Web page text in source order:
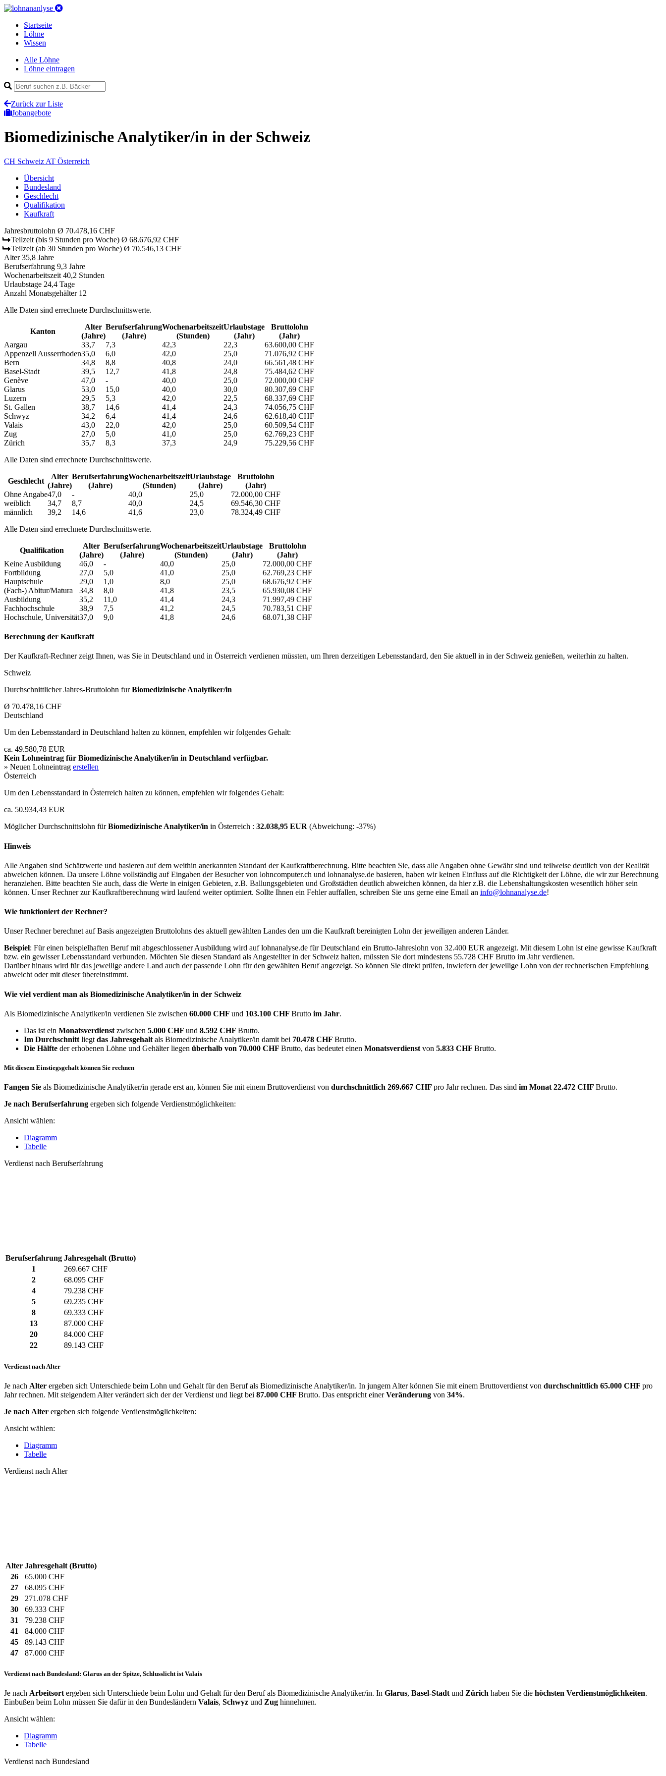
Startseite
Löhne
Wissen
Alle Löhne
Löhne eintragen
Zurück zur Liste
Jobangebote
Biomedizinische Analytiker/in in der Schweiz
CH Schweiz AT Österreich
Übersicht
Bundesland
Geschlecht
Qualifikation
Kaufkraft
Jahresbruttolohn Ø 70.478,16 CHF
Teilzeit (bis 9 Stunden pro Woche) Ø 68.676,92 CHF
Teilzeit (ab 30 Stunden pro Woche) Ø 70.546,13 CHF
Alter 35,8 Jahre
Berufserfahrung 9,3 Jahre
Wochenarbeitszeit 40,2 Stunden
Urlaubstage 24,4 Tage
Anzahl Monatsgehälter 12
Alle Daten sind errechnete Durchschnittswerte.
Kanton
Alter
(Jahre)
Berufs­erfahrung
(Jahre)
Wochen­arbeitszeit
(Stunden)
Urlaubs­tage
(Jahr)
Bruttolohn
(Jahr)
Aargau
33,7 7,3 42,3 22,3
63.600,00 CHF
Appenzell Ausserrhoden35,0 6,0 42,0 25,0
71.076,92 CHF
Bern
34,8 8,8 40,8 24,0
66.561,48 CHF
Basel-Stadt
39,5 12,7 41,8 24,8
75.484,62 CHF
Genève
47,0 - 40,0 25,0
72.000,00 CHF
Glarus
53,0 15,0 40,0 30,0
80.307,69 CHF
Luzern
29,5 5,3 42,0 22,5
68.337,69 CHF
St. Gallen
38,7 14,6 41,4 24,3
74.056,75 CHF
Schwyz
34,2 6,4 41,4 24,6
62.618,40 CHF
Valais
43,0 22,0 42,0 25,0
60.509,54 CHF
Zug
27,0 5,0 41,0 25,0
62.769,23 CHF
Zürich
35,7 8,3 37,3 24,9
75.229,56 CHF
Alle Daten sind errechnete Durchschnittswerte.
Geschlecht
Alter
(Jahre)
Berufs­erfahrung
(Jahre)
Wochen­arbeitszeit
(Stunden)
Urlaubs­tage
(Jahre)
Bruttolohn
(Jahr)
Ohne Angabe47,0 - 40,0 25,0
72.000,00 CHF
weiblich
34,7 8,7 40,0 24,5
69.546,30 CHF
männlich
39,2 14,6 41,6 23,0
78.324,49 CHF
Alle Daten sind errechnete Durchschnittswerte.
Qualifikation
Alter
(Jahre)
Berufs­erfahrung
(Jahre)
Wochen­arbeitszeit
(Stunden)
Urlaubs­tage
(Jahr)
Bruttolohn
(Jahr)
Keine Ausbildung
46,0 - 40,0 25,0
72.000,00 CHF
Fortbildung
27,0 5,0 41,0 25,0
62.769,23 CHF
Hauptschule
29,0 1,0 8,0 25,0
68.676,92 CHF
(Fach-) Abitur/Matura
34,8 8,0 41,8 23,5
65.930,08 CHF
Ausbildung
35,2 11,0 41,4 24,3
71.997,49 CHF
Fachhochschule
38,9 7,5 41,2 24,5
70.783,51 CHF
Hochschule, Universität37,0 9,0 41,8 24,6 68.071,38 CHF
Berechnung der Kaufkraft
Der Kaufkraft-Rechner zeigt Ihnen, was Sie in Deutschland und in Österreich verdienen müssten, um Ihren derzeitigen Lebensstandard, den Sie aktuell in in der Schweiz genießen, weiterhin zu halten.
Schweiz
Durchschnittlicher Jahres-Bruttolohn furBiomedizinische Analytiker/in
Ø 70.478,16 CHF
Deutschland
Um den Lebensstandard in Deutschland halten zu können, empfehlen wir folgendes Gehalt:
ca. 49.580,78 EUR
Kein Lohneintrag für Biomedizinische Analytiker/in in Deutschland verfügbar.
» Neuen Lohneintrag erstellen
Österreich
Um den Lebensstandard in Österreich halten zu können, empfehlen wir folgendes Gehalt:
ca. 50.934,43 EUR
Möglicher Durchschnittslohn fürBiomedizinische Analytiker/in in Österreich : 32.038,95 EUR (Abweichung: -37%)
Hinweis
Alle Angaben sind Schätzwerte und basieren auf dem weithin anerkannten Standard der Kaufkraftberechnung. Bitte beachten Sie, dass alle Angaben ohne Gewähr sind und teilweise deutlich von der Realität
abweichen können. Da unsere Löhne vollständig auf Eingaben der Besucher von lohncomputer.ch und lohnanalyse.de basieren, haben wir keinen Einfluss auf die Richtigkeit der Löhne, die wir zur Berechnung
heranziehen. Bitte beachten Sie auch, dass die Werte in einigen Gebieten, z.B. Ballungsgebieten und Großstädten deutlich abweichen können, da hier z.B. die Lebenshaltungskosten wesentlich höher sein
können. Unser Rechner zur Kaufkraftberechnung wird laufend weiter optimiert. Sollte Ihnen ein Fehler auffallen, schreiben Sie uns gerne eine Email an info@lohnanalyse.de!
Wie funktioniert der Rechner?
Unser Rechner berechnet auf Basis angezeigten Bruttolohns des aktuell gewählten Landes den um die Kaufkraft bereinigten Lohn der jeweiligen anderen Länder.
Beispiel: Für einen beispielhaften Beruf mit abgeschlossener Ausbildung wird auf lohnanalyse.de für Deutschland ein Brutto-Jahreslohn von 32.400 EUR angezeigt. Mit diesem Lohn ist eine gewisse Kaufkraft
bzw. ein gewisser Lebensstandard verbunden. Möchten Sie diesen Standard als Angestellter in der Schweiz halten, müssten Sie dort mindestens 55.728 CHF Brutto im Jahr verdienen.
Darüber hinaus wird für das jeweilige andere Land auch der passende Lohn für den gewählten Beruf angezeigt. So können Sie direkt prüfen, inwiefern der jeweilige Lohn von der rechnerischen Empfehlung
abweicht oder mit dieser übereinstimmt.
Wie viel verdient man als Biomedizinische Analytiker/in in der Schweiz
Als Biomedizinische Analytiker/in verdienen Sie zwischen 60.000 CHF und 103.100 CHF Brutto im Jahr.
Das ist ein Monatsverdienst zwischen 5.000 CHF und 8.592 CHF Brutto.
Im Durchschnitt liegt das Jahresgehalt als Biomedizinische Analytiker/in damit bei 70.478 CHF Brutto.
Die Hälfte der erhobenen Löhne und Gehälter liegen überhalb von 70.000 CHF Brutto, das bedeutet einen Monatsverdienst von 5.833 CHF Brutto.
Mit diesem Einstiegsgehalt können Sie rechnen
Fangen Sie als Biomedizinische Analytiker/in gerade erst an, können Sie mit einem Bruttoverdienst von durchschnittlich 269.667 CHF pro Jahr rechnen. Das sind im Monat 22.472 CHF Brutto.
Je nach Berufserfahrung ergeben sich folgende Verdienstmöglichkeiten:
Ansicht wählen:
Diagramm
Tabelle
Verdienst nach Berufserfahrung
Berufserfahrung Jahresgehalt (Brutto)
1
269.667 CHF
2
68.095 CHF
4
79.238 CHF
5
69.235 CHF
8
69.333 CHF
13
87.000 CHF
20
84.000 CHF
22
89.143 CHF
Verdienst nach Alter
Je nach Alter ergeben sich Unterschiede beim Lohn und Gehalt für den Beruf als Biomedizinische Analytiker/in. In jungem Alter können Sie mit einem Bruttoverdienst von durchschnittlich 65.000 CHF pro
Jahr rechnen. Mit steigendem Alter verändert sich der der Verdienst und liegt bei 87.000 CHF Brutto. Das entspricht einerVeränderung von 34%.
Je nach Alter ergeben sich folgende Verdienstmöglichkeiten:
Ansicht wählen:
Diagramm
Tabelle
Verdienst nach Alter
Alter Jahresgehalt (Brutto)
26
65.000 CHF
27
68.095 CHF
29
271.078 CHF
30
69.333 CHF
31
79.238 CHF
41
84.000 CHF
45
89.143 CHF
47
87.000 CHF
Verdienst nach Bundesland: Glarus an der Spitze, Schlusslicht ist Valais
Je nach Arbeitsort ergeben sich Unterschiede beim Lohn und Gehalt für den Beruf als Biomedizinische Analytiker/in. In Glarus, Basel-Stadt und Zürich haben Sie die höchsten Verdienstmöglichkeiten.
Einbußen beim Lohn müssen Sie dafür in den Bundesländern Valais, Schwyz und Zug hinnehmen.
Ansicht wählen:
Diagramm
Tabelle
Verdienst nach Bundesland